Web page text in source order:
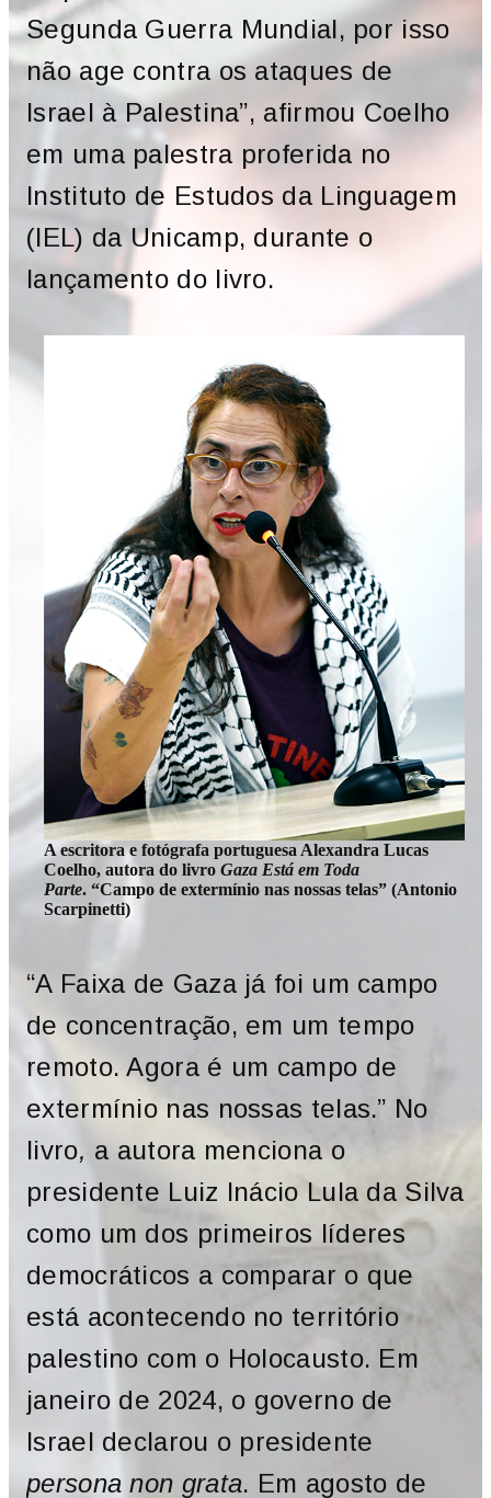
Segunda Guerra Mundial, por isso
não age contra os ataques de
Israel à Palestina”, afirmou Coelho
em uma palestra proferida no
Instituto de Estudos da Linguagem
(IEL) da Unicamp, durante o
lançamento do livro.
A escritora e fotógrafa portuguesa Alexandra Lucas
Coelho, autora do livro Gaza Está em Toda
Parte. “Campo de extermínio nas nossas telas” (Antonio
Scarpinetti)
“A Faixa de Gaza já foi um campo
de concentração, em um tempo
remoto. Agora é um campo de
extermínio nas nossas telas.” No
livro, a autora menciona o
presidente Luiz Inácio Lula da Silva
como um dos primeiros líderes
democráticos a comparar o que
está acontecendo no território
palestino com o Holocausto. Em
janeiro de 2024, o governo de
Israel declarou o presidente
persona non grata. Em agosto de